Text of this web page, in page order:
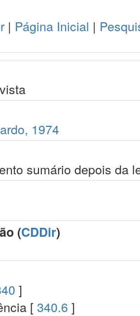
| Página Inicial |
1974
sumário depois da
(CDDir)
]
[ 340.6 ]